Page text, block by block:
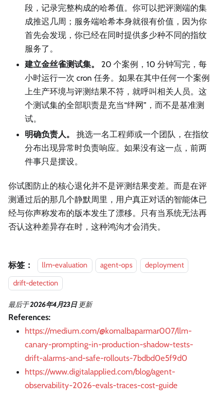
段，记录完整构成的哈希值。你可以把评测端的集
成推迟几周；服务端哈希本身就很有价值，因为你
首先会发现，你已经在同时提供多少种不同的指纹
服务了。
建立金丝雀测试集。
20 个案例，10 分钟写完，每
小时运行一次 cron 任务。如果在其中任何一个案例
上生产环境与评测结果不符，就呼叫相关人员。这
个测试集的全部职责是充当“绊网”，而不是基准测
试。
明确负责人。
挑选一名工程师或一个团队，在指纹
分布出现异常时负责响应。如果没有这一点，前两
件事只是摆设。
你试图防止的核心退化并不是评测结果变差。而是在评
测通过后的那几个静默周里，用户真正对话的智能体已
经与你声称发布的版本发生了漂移。只有当系统无法再
否认这种差异存在时，这种鸿沟才会消失。
标签： llm-evaluation agent-ops
deployment
drift-detection
最后于2026年4月23日 更新
References:
https://medium.com/@komalbaparmar007/llm-
canary-prompting-in-production-shadow-tests-
drift-alarms-and-safe-rollouts-7bdbd0e5f9d0
https://www.digitalapplied.com/blog/agent-
observability-2026-evals-traces-cost-guide